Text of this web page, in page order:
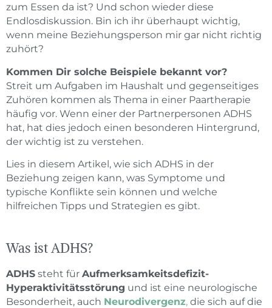
zum Essen da ist? Und schon wieder diese
Endlosdiskussion. Bin ich ihr überhaupt wichtig,
wenn meine Beziehungsperson mir gar nicht richtig
zuhört?
Kommen Dir solche Beispiele bekannt vor?
Streit um Aufgaben im Haushalt und gegenseitiges
Zuhören kommen als Thema in einer Paartherapie
häufig vor. Wenn einer der Partnerpersonen ADHS
hat, hat dies jedoch einen besonderen Hintergrund,
der wichtig ist zu verstehen.
Lies in diesem Artikel, wie sich ADHS in der
Beziehung zeigen kann, was Symptome und
typische Konflikte sein können und welche
hilfreichen Tipps und Strategien es gibt.
Was ist ADHS?
ADHS steht für Aufmerksamkeitsdefizit-
Hyperaktivitätsstörung und ist eine neurologische
Besonderheit, auch Neurodivergenz, die sich auf die